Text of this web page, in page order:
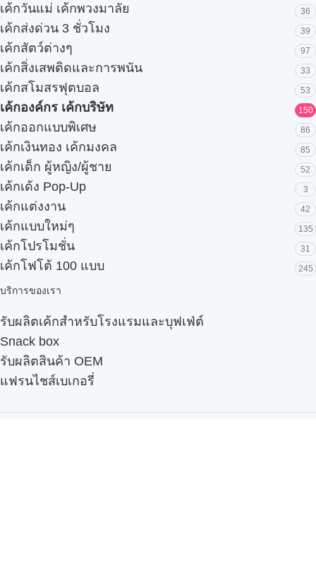
เค้กวันแม่ เค้กพวงมาลัย 36
เค้กส่งด่วน 3 ชั่วโมง 39
เค้กสัตว์ต่างๆ 97
เค้กสิ่งเสพติดและการพนัน 33
เค้กสโมสรฟุตบอล 53
เค้กองค์กร เค้กบริษัท 150
เค้กออกแบบพิเศษ 86
เค้กเงินทอง เค้กมงคล 85
เค้กเด็ก ผู้หญิง/ผู้ชาย 52
เค้กเด้ง Pop-Up 3
เค้กแต่งงาน 42
เค้กแบบใหม่ๆ 135
เค้กโปรโมชั่น 31
เค้กโฟโต้ 100 แบบ 245
บริการของเรา
รับผลิตเค้กสำหรับโรงแรมและบุฟเฟ่ต์
Snack box
รับผลิตสินค้า OEM
แฟรนไชส์เบเกอรี่